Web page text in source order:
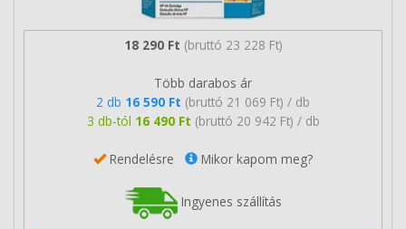
18 290 Ft (bruttó 23 228 Ft)
Több darabos ár
2 db 16 590 Ft (bruttó 21 069 Ft) / db
3 db-tól 16 490 Ft (bruttó 20 942 Ft) / db
Rendelésre Mikor kapom meg?
Ingyenes szállítás